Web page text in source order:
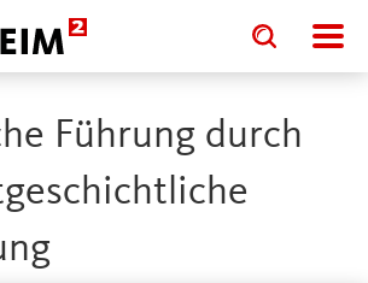
Toggle
search
input
Toggle
search
input
Führung durch